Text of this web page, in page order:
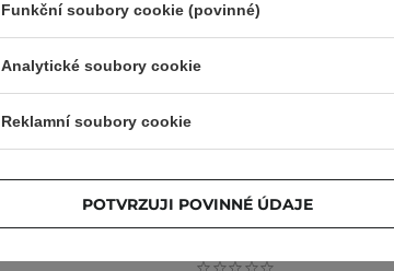
AKCE
shaishaishai - Aloe PDRN Cooling
Repair Ampoule - Zklidňující ampulka
na obličej s PDRN - 50 ml
Funkční soubory cookie (povinné)
Analytické soubory cookie
Reklamní soubory cookie
POTVRZUJI POVINNÉ ÚDAJE